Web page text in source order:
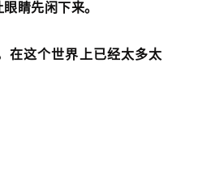
睛先闲下来。
在这个世界上已经太多太